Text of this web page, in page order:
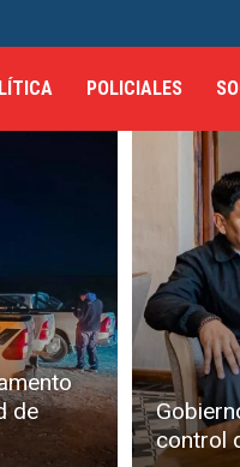
POLICIALES
de
control